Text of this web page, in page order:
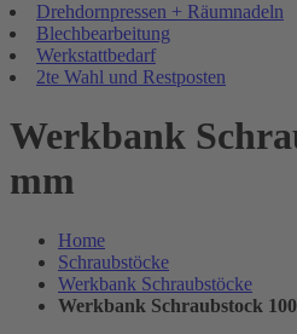
Drehdornpressen + Räumnadeln
Blechbearbeitung
Werkstattbedarf
2te Wahl und Restposten
Werkbank
mm
Home
Schraubstöcke
Werkbank Schraubstöcke
Werkbank Schraubstock